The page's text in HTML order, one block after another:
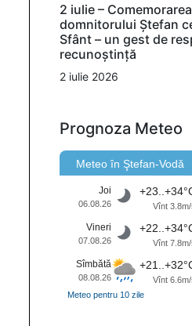
2 iulie – Comemorarea
domnitorului Ștefan
Sfânt – un gest de
recunoștință
2 iulie 2026
Prognoza Meteo
Meteo în Ştefan-Vodă
Joi
06.08.26 Vînt
Vineri
07.08.26 Vînt
Sîmbătă
08.08.26
Vînt
Meteo pentru 10 zile